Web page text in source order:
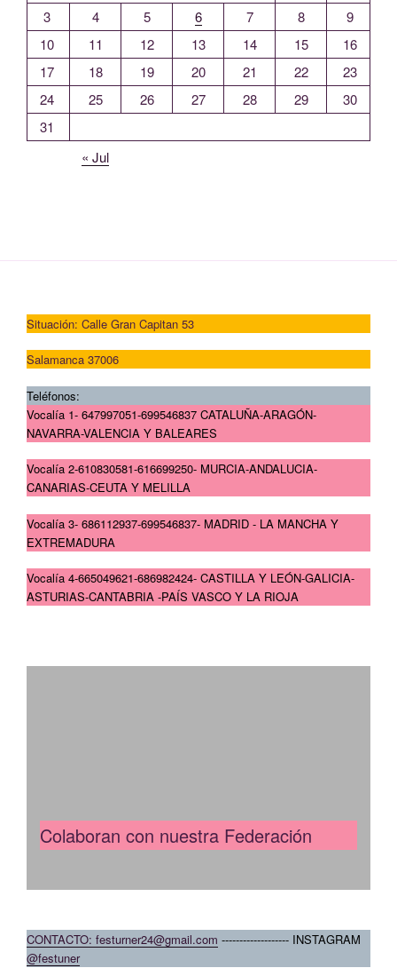
3
4 5 6 7 8
9
10
11 12 13 14 15
16
17
18 19 20 21 22
23
24
25 26 27 28 29
30
31
« Jul
Situación: Calle Gran Capitan 53
Salamanca 37006
Teléfonos:
Vocalía 1- 647997051-699546837 CATALUÑA-ARAGÓN-
NAVARRA-VALENCIA Y BALEARES
Vocalía 2-610830581-616699250- MURCIA-ANDALUCIA-
CANARIAS-CEUTA Y MELILLA
Vocalía 3- 686112937-699546837- MADRID - LA MANCHA Y
EXTREMADURA
Vocalía 4-665049621-686982424- CASTILLA Y LEÓN-GALICIA-
ASTURIAS-CANTABRIA -PAÍS VASCO Y LA RIOJA
Colaboran con nuestra Federación
CONTACTO: festurner24@gmail.com ------------------- INSTAGRAM
@festuner